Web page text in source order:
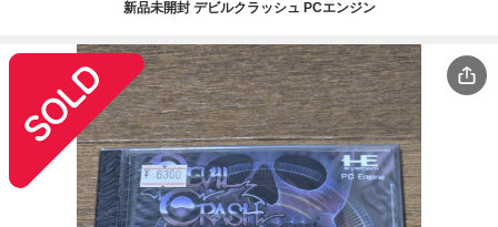
新品未開封 デビルクラッシュ PCエンジン